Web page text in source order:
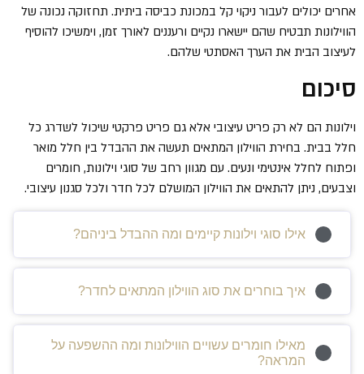
אחרים יכולים לעבור ניקוי קל במכונת כביסה ביתית. תחזוקה נכונה של
הווילונות תבטיח שהם יישארו נקיים ורעננים לאורך זמן, וימשיכו להוסיף
לעיצוב הבית את הערך האסתטי שלהם.
סיכום
וילונות הם לא רק פריט עיצובי אלא גם פריט פרקטי שיכול לשדרג כל
חלל בבית. בחירת הווילון המתאים תעשה את ההבדל בין חלל מואר
ופתוח לחלל אינטימי ונעים. עם מגוון רחב של סוגי וילונות, חומרים
וצבעים, ניתן להתאים את הווילון המושלם לכל חדר ולכל סגנון עיצובי.
אילו סוגי וילונות קיימים ומה ההבדל ביניהם?
איך בוחרים את סוג הווילון המתאים לחדר?
מאילו חומרים עשויים הווילונות ומה ההשפעה על
המראה?